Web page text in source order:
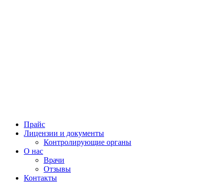
Прайс
Лицензии и документы
Контролирующие органы
О нас
Врачи
Отзывы
Контакты